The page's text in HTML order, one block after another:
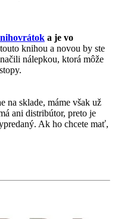
a je vo
knihou a novou by ste
nálepkou, ktorá môže
na sklade, máme však už
ani distribútor, preto je
Ak ho chcete mať,